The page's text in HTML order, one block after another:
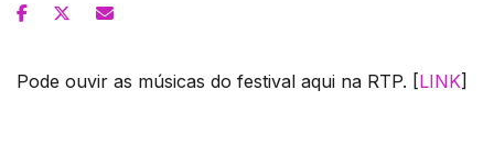
Pode ouvir as músicas do festival aqui na RTP. [LINK]